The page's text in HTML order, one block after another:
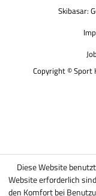
Skibasar:
Copyright © Sport
Diese Website
Website erforderlich
den Komfort bei